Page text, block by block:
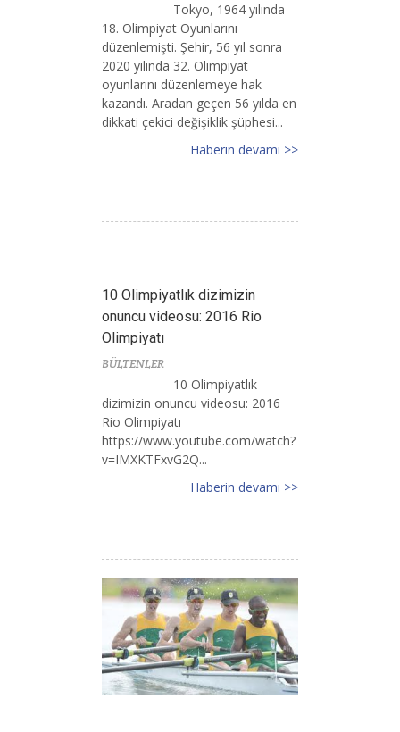
Tokyo, 1964 yılında
18. Olimpiyat Oyunlarını
düzenlemişti. Şehir, 56 yıl sonra
2020 yılında 32. Olimpiyat
oyunlarını düzenlemeye hak
kazandı. Aradan geçen 56 yılda en
dikkati çekici değişiklik şüphesi...
Haberin devamı >>
10 Olimpiyatlık dizimizin
onuncu videosu: 2016 Rio
Olimpiyatı
BÜLTENLER
10 Olimpiyatlık
dizimizin onuncu videosu: 2016
Rio Olimpiyatı
https://www.youtube.com/watch?
v=IMXKTFxvG2Q...
Haberin devamı >>